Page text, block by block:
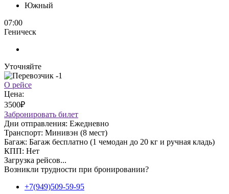
Южный
07:00
Геническ
Уточняйте
О рейсе
Цена:
3500₽
Забронировать билет
Дни отправления: Ежедневно
Транспорт: Минивэн (8 мест)
Багаж: Багаж бесплатно (1 чемодан до 20 кг и ручная кладь)
КПП: Нет
Загрузка рейсов...
Возникли трудности при бронировании?
+7(949)509-59-95